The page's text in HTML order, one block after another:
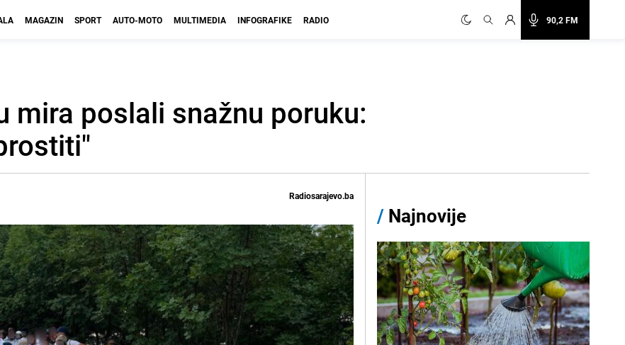
90,2 FM
MAGAZIN SPORT AUTO-MOTO MULTIMEDIA INFOGRAFIKE RADIO
mira poslali snažnu poruku:
Radiosarajevo.ba
/ Najnovije